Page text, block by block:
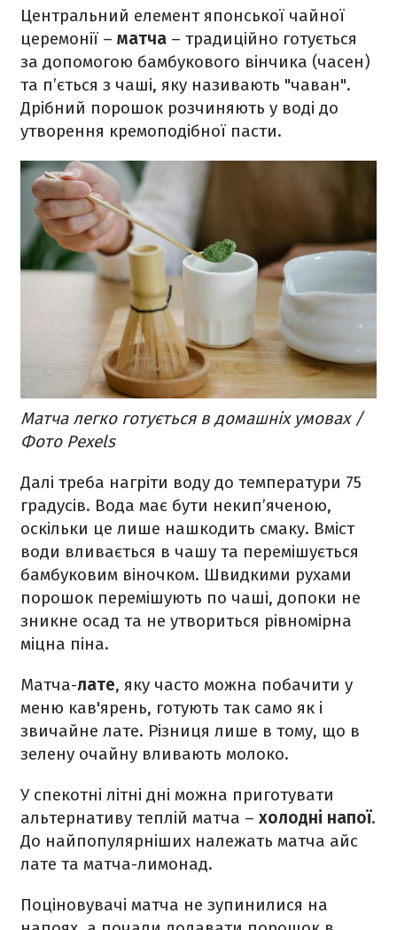
Центральний елемент японської чайної
церемонії – матча – традиційно готується
за допомогою бамбукового вінчика (часен)
та п’ється з чаші, яку називають "чаван".
Дрібний порошок розчиняють у воді до
утворення кремоподібної пасти.
Матча легко готується в домашніх умовах /
Фото Pexels
Далі треба нагріти воду до температури 75
градусів. Вода має бути некип’яченою,
оскільки це лише нашкодить смаку. Вміст
води вливається в чашу та перемішується
бамбуковим віночком. Швидкими рухами
порошок перемішують по чаші, допоки не
зникне осад та не утвориться рівномірна
міцна піна.
Матча-лате, яку часто можна побачити у
меню кав'ярень, готують так само як і
звичайне лате. Різниця лише в тому, що в
зелену очайну вливають молоко.
У спекотні літні дні можна приготувати
альтернативу теплій матча – холодні напої.
До найпопулярніших належать матча айс
лате та матча-лимонад.
Поціновувачі матча не зупинилися на